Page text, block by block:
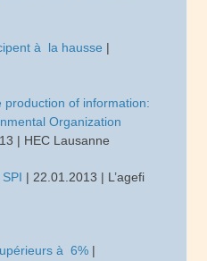
à la hausse |
production of information:
Organization
| HEC Lausanne
| 22.01.2013 | L’agefi
à 6% |